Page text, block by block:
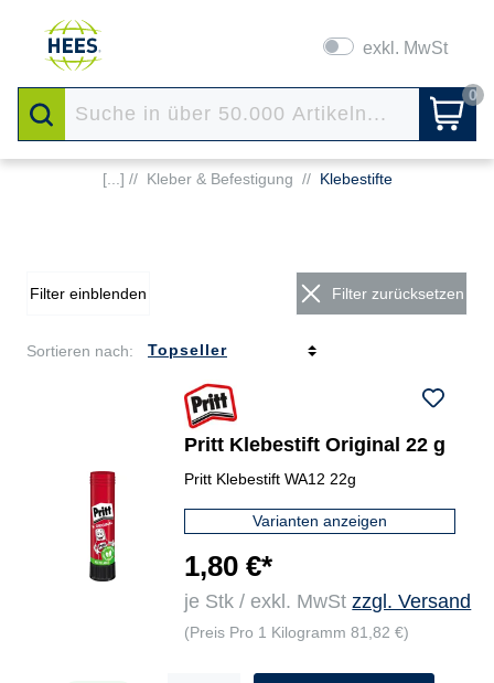
exkl. MwSt
0
[...] // Kleber & Befestigung // Klebestifte
Filter einblenden Filter zurücksetzen
Sortieren nach:
Pritt Klebestift Original 22 g
Pritt Klebestift WA12 22g
Varianten anzeigen
1,80 €*
je Stk / exkl. MwStzzgl. Versand
(Preis Pro 1 Kilogramm 81,82 €)